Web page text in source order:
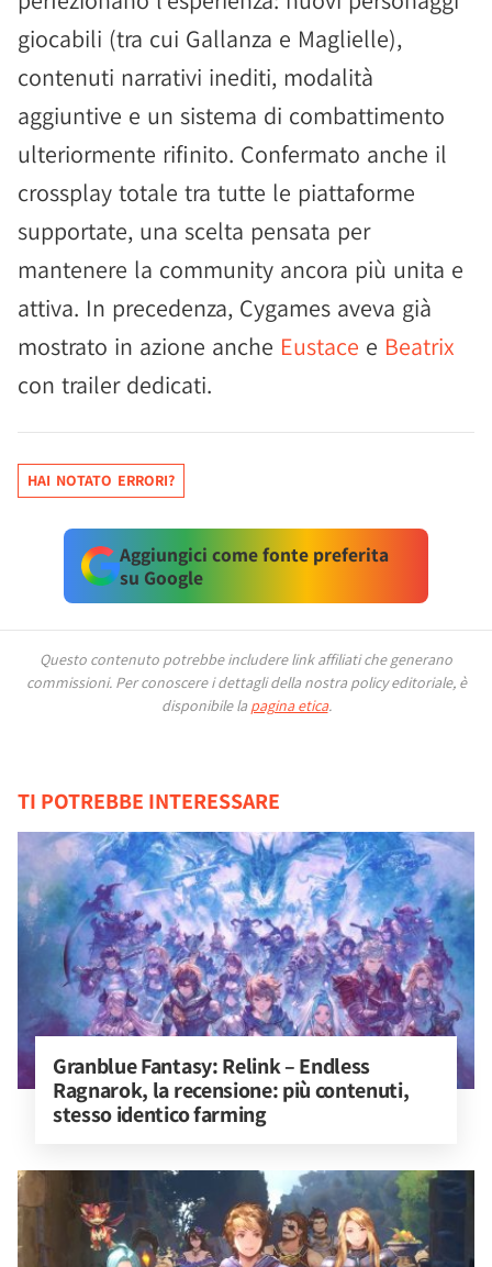
giocabili (tra cui Gallanza e Maglielle),
contenuti narrativi inediti, modalità
aggiuntive e un sistema di combattimento
ulteriormente rifinito. Confermato anche il
crossplay totale tra tutte le piattaforme
supportate, una scelta pensata per
mantenere la community ancora più unita e
attiva. In precedenza, Cygames aveva già
mostrato in azione anche Eustace e Beatrix
con trailer dedicati.
HAI NOTATO ERRORI?
Aggiungici come fonte preferita
su Google
Questo contenuto potrebbe includere link affiliati che generano
commissioni. Per conoscere i dettagli della nostra policy editoriale, è
disponibile la pagina etica.
TI POTREBBE INTERESSARE
Granblue Fantasy: Relink – Endless
Ragnarok, la recensione: più contenuti,
stesso identico farming